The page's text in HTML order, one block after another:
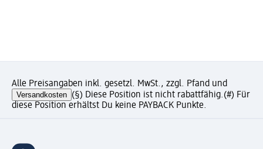
Alle Preisangaben inkl. gesetzl. MwSt., zzgl. Pfand und
Versandkosten (§) Diese Position ist nicht rabattfähig.(#) Für
diese Position erhältst Du keine PAYBACK Punkte.